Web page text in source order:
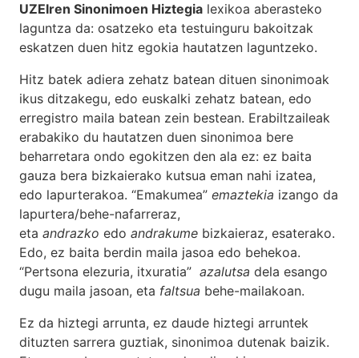
UZEIren Sinonimoen Hiztegia lexikoa aberasteko
laguntza da: osatzeko eta testuinguru bakoitzak
eskatzen duen hitz egokia hautatzen laguntzeko.
Hitz batek adiera zehatz batean dituen sinonimoak
ikus ditzakegu, edo euskalki zehatz batean, edo
erregistro maila batean zein bestean. Erabiltzaileak
erabakiko du hautatzen duen sinonimoa bere
beharretara ondo egokitzen den ala ez: ez baita
gauza bera bizkaierako kutsua eman nahi izatea,
edo lapurterakoa. “Emakumea” emaztekia izango da
lapurtera/behe-nafarreraz,
eta andrazko edo andrakume bizkaieraz, esaterako.
Edo, ez baita berdin maila jasoa edo behekoa.
“Pertsona elezuria, itxuratia” azalutsa dela esango
dugu maila jasoan, eta faltsua behe-mailakoan.
Ez da hiztegi arrunta, ez daude hiztegi arruntek
dituzten sarrera guztiak, sinonimoa dutenak baizik.